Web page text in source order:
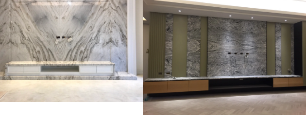
岩塊牆面-石皮~電
視牆
住宅
山水石-TV牆面+檯
面
住宅